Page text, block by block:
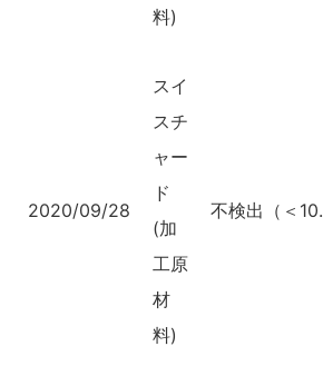
料)
2020/09/28
スイ
スチ
ャー
ド
(加
工原
材
料)
不検出（＜